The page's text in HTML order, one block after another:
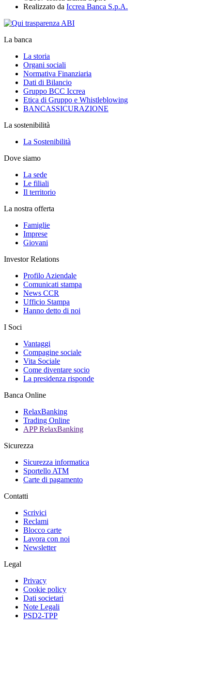
Realizzato da Iccrea Banca S.p.A.
La banca
La storia
Organi sociali
Normativa Finanziaria
Dati di Bilancio
Gruppo BCC Iccrea
Etica di Gruppo e Whistleblowing
BANCASSICURAZIONE
La sostenibilità
La Sostenibilità
Dove siamo
La sede
Le filiali
Il territorio
La nostra offerta
Famiglie
Imprese
Giovani
Investor Relations
Profilo Aziendale
Comunicati stampa
News CCR
Ufficio Stampa
Hanno detto di noi
I Soci
Vantaggi
Compagine sociale
Vita Sociale
Come diventare socio
La presidenza risponde
Banca Online
RelaxBanking
Trading Online
APP RelaxBanking
Sicurezza
Sicurezza informatica
Sportello ATM
Carte di pagamento
Contatti
Scrivici
Reclami
Blocco carte
Lavora con noi
Newsletter
Legal
Privacy
Cookie policy
Dati societari
Note Legali
PSD2-TPP